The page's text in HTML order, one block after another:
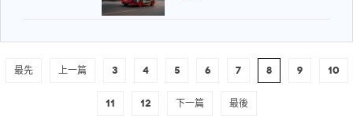
最先 上一篇 3 4 5 6 7 8 9 10
11 12 下一篇 最後